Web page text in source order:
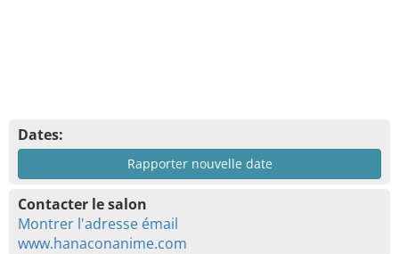
Dates:
Rapporter nouvelle date
Contacter le salon
Montrer l'adresse émail
www.hanaconanime.com